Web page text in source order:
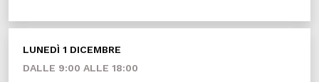
LUNEDÌ 1 DICEMBRE
DALLE 9:00 ALLE 18:00